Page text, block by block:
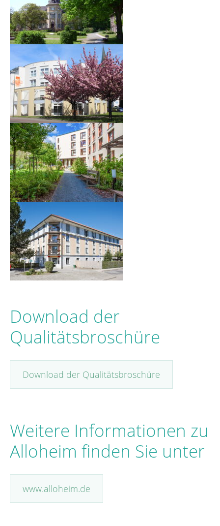
Download der
Qualitätsbroschüre
Download der Qualitätsbroschüre
Weitere Informationen zu
Alloheim finden Sie unter
www.alloheim.de